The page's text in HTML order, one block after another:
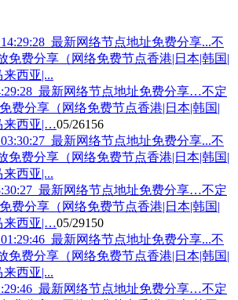
最新网络节点地址免费分享…不定
费分享（网络免费节点香港|日本|韩国|
来西亚|…05/26156
最新网络节点地址免费分享…不定
费分享（网络免费节点香港|日本|韩国|
来西亚|…05/29150
最新网络节点地址免费分享…不定